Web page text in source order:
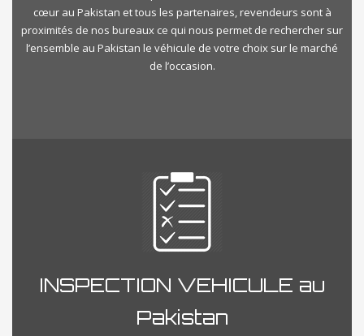
cœur au Pakistan et tous les partenaires, revendeurs sont à
proximités de nos bureaux ce qui nous permet de rechercher sur
l’ensemble au Pakistan le véhicule de votre choix sur le marché
de l’occasion.
INSPECTION VEHICULE au
Pakistan